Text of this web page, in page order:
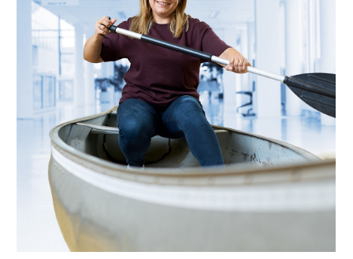
„Arbeit am Wochenende, Freiheit unter
der Woche. Dann habe ich den Woog
ganz für mich – hier kann ich perfekt
wieder auftanken.”